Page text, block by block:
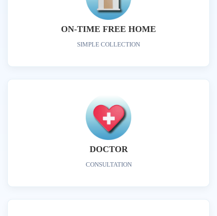
ON-TIME FREE HOME
SIMPLE COLLECTION
DOCTOR
CONSULTATION